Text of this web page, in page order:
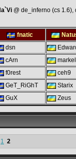
@ de_inferno (cs
fnatic
dsn
cArn
f0rest
ceh9
GeT_RiGhT
Starix
GuX
Zeus
1 2